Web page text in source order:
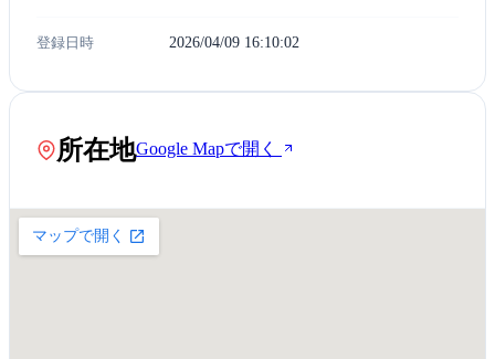
登録日時 2026/04/09 16:10:02
所在地Google Mapで開く